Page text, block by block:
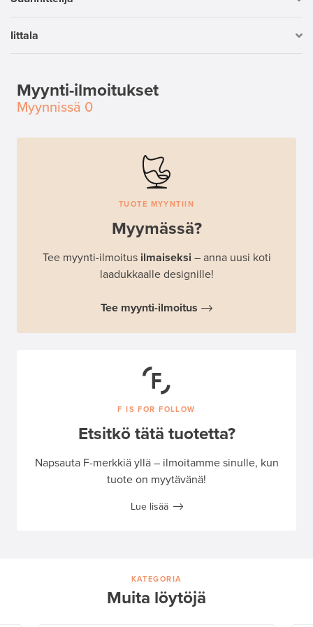
Iittala
Myynti-ilmoitukset
Myynnissä 0
TUOTE MYYNTIIN
Myymässä?
Tee myynti-ilmoitus ilmaiseksi – anna uusi koti
laadukkaalle designille!
Tee myynti-ilmoitus
F IS FOR FOLLOW
Etsitkö tätä tuotetta?
Napsauta F-merkkiä yllä – ilmoitamme sinulle, kun
tuote on myytävänä!
Lue lisää
KATEGORIA
Muita löytöjä